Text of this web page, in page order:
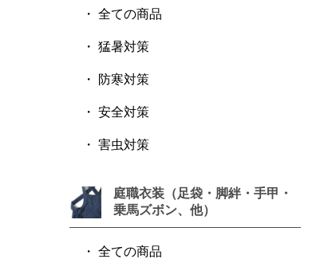
全ての商品
猛暑対策
防寒対策
安全対策
害虫対策
庭職衣装（足袋・脚絆・手甲・
乗馬ズボン、他）
全ての商品